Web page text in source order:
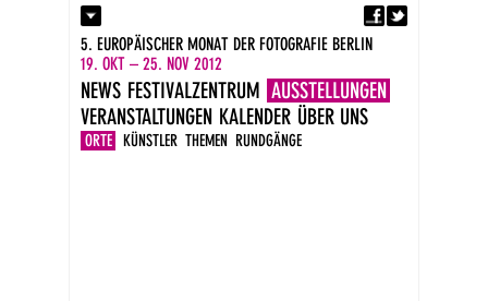
Kontakt
Presse
Impressum
DE
EN
5. EUROPÄISCHER MONAT DER FOTOGRAFIE BERLIN
19. OKT – 25. NOV 2012
NEWS FESTIVALZENTRUM AUSSTELLUNGEN
ORTE KÜNSTLER THEMEN RUNDGÄNGE
VERANSTALTUNGEN KALENDER ÜBER UNS